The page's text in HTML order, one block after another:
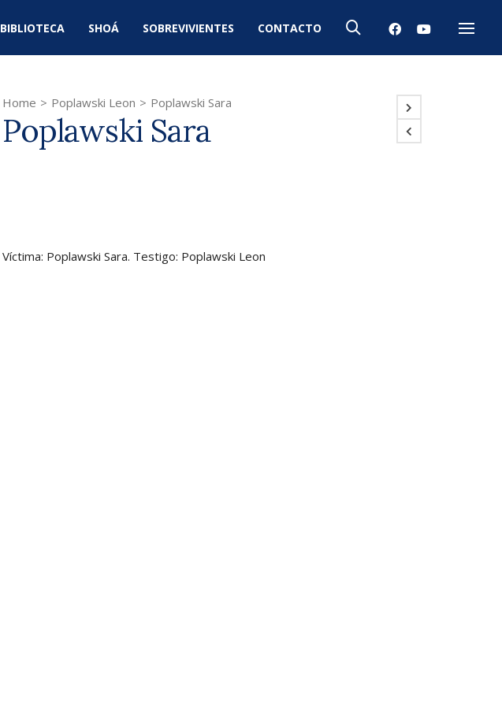
BIBLIOTECA SHOÁ SOBREVIVIENTES CONTACTO
Menú
Home > Poplawski Leon > Poplawski Sara
Poplawski Sara
Víctima: Poplawski Sara. Testigo: Poplawski Leon